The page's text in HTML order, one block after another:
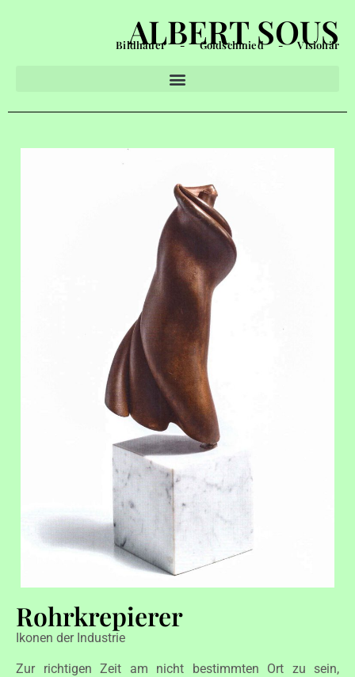
ALBERT SOUS
Bildhauer - Goldschmied - Visionär
Rohrkrepierer
Ikonen der Industrie
Zur richtigen Zeit am nicht bestimmten Ort zu sein,